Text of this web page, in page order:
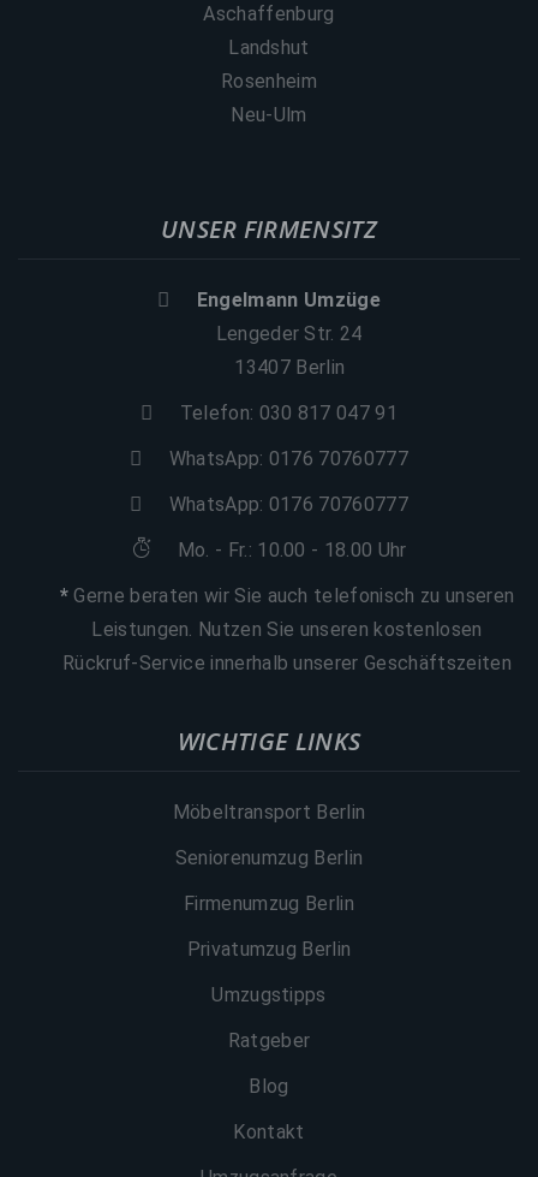
Aschaffenburg
Landshut
Rosenheim
Neu-Ulm
UNSER FIRMENSITZ
Engelmann Umzüge
Lengeder Str. 24
13407 Berlin
Telefon: 030 817 047 91
WhatsApp: 0176 70760777
WhatsApp: 0176 70760777
Mo. - Fr.: 10.00 - 18.00 Uhr
*Gerne beraten wir Sie auch telefonisch zu unseren
Leistungen. Nutzen Sie unseren kostenlosen
Rückruf-Service innerhalb unserer Geschäftszeiten
WICHTIGE LINKS
Möbeltransport Berlin
Seniorenumzug Berlin
Firmenumzug Berlin
Privatumzug Berlin
Umzugstipps
Ratgeber
Blog
Kontakt